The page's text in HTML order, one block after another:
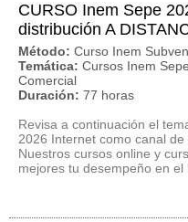
CURSO Inem Sepe
distribución A
Método: Curso Inem
Temática: Cursos Inem
Comercial
Duración: 77 horas
Revisa a continuación el
2026 Internet como canal de
Nuestros cursos online y
mejores tu desempeño en el